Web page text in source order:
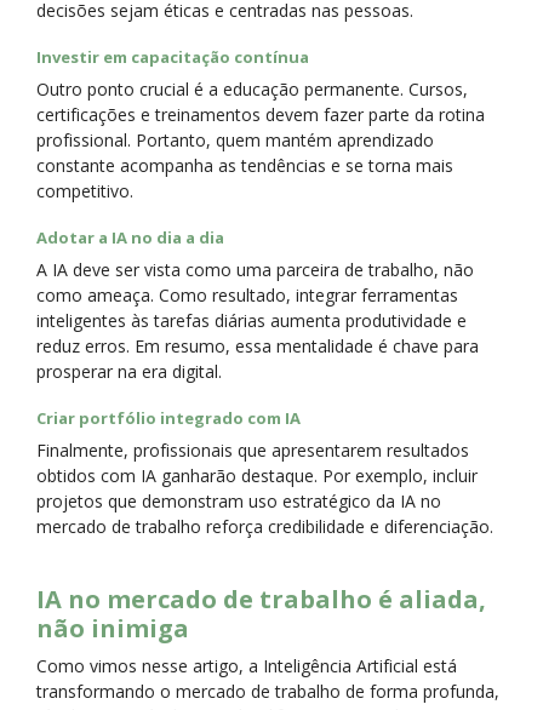
decisões sejam éticas e centradas nas pessoas.
Investir em capacitação contínua
Outro ponto crucial é a educação permanente. Cursos,
certificações e treinamentos devem fazer parte da rotina
profissional. Portanto, quem mantém aprendizado
constante acompanha as tendências e se torna mais
competitivo.
Adotar a IA no dia a dia
A IA deve ser vista como uma parceira de trabalho, não
como ameaça. Como resultado, integrar ferramentas
inteligentes às tarefas diárias aumenta produtividade e
reduz erros. Em resumo, essa mentalidade é chave para
prosperar na era digital.
Criar portfólio integrado com IA
Finalmente, profissionais que apresentarem resultados
obtidos com IA ganharão destaque. Por exemplo, incluir
projetos que demonstram uso estratégico da IA no
mercado de trabalho reforça credibilidade e diferenciação.
IA no mercado de trabalho é aliada,
não inimiga
Como vimos nesse artigo, a Inteligência Artificial está
transformando o mercado de trabalho de forma profunda,